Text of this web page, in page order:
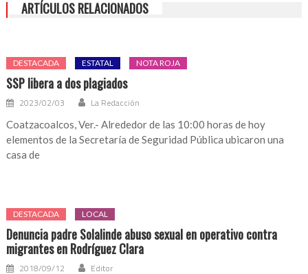
ARTÍCULOS RELACIONADOS
DESTACADA ESTATAL NOTA ROJA
SSP libera a dos plagiados
2023/02/03 La Redacción
Coatzacoalcos, Ver.- Alrededor de las 10:00 horas de hoy
elementos de la Secretaría de Seguridad Pública ubicaron una
casa de
DESTACADA LOCAL
Denuncia padre Solalinde abuso sexual en operativo contra
migrantes en Rodríguez Clara
2018/09/12 Editor